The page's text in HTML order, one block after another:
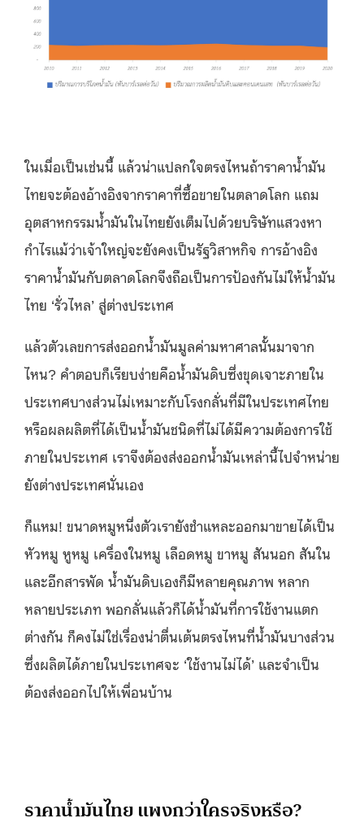
ในเมื่อเป็นเช่นนี้ แล้วน่าแปลกใจตรงไหนถ้าราคาน้ำมัน
ไทยจะต้องอ้างอิงจากราคาที่ซื้อขายในตลาดโลก แถม
อุตสาหกรรมน้ำมันในไทยยังเต็มไปด้วยบริษัทแสวงหา
กำไรแม้ว่าเจ้าใหญ่จะยังคงเป็นรัฐวิสาหกิจ การอ้างอิง
ราคาน้ำมันกับตลาดโลกจึงถือเป็นการป้องกันไม่ให้น้ำมัน
ไทย ‘รั่วไหล’ สู่ต่างประเทศ
แล้วตัวเลขการส่งออกน้ำมันมูลค่ามหาศาลนั้นมาจาก
ไหน? คำตอบก็เรียบง่ายคือน้ำมันดิบซึ่งขุดเจาะภายใน
ประเทศบางส่วนไม่เหมาะกับโรงกลั่นที่มีในประเทศไทย
หรือผลผลิตที่ได้เป็นน้ำมันชนิดที่ไม่ได้มีความต้องการใช้
ภายในประเทศ เราจึงต้องส่งออกน้ำมันเหล่านี้ไปจำหน่าย
ยังต่างประเทศนั่นเอง
ก็แหม! ขนาดหมูหนึ่งตัวเรายังชำแหละออกมาขายได้เป็น
หัวหมู หูหมู เครื่องในหมู เลือดหมู ขาหมู สันนอก สันใน
และอีกสารพัด น้ำมันดิบเองก็มีหลายคุณภาพ หลาก
หลายประเภท พอกลั่นแล้วก็ได้น้ำมันที่การใช้งานแตก
ต่างกัน ก็คงไม่ใช่เรื่องน่าตื่นเต้นตรงไหนที่น้ำมันบางส่วน
ซึ่งผลิตได้ภายในประเทศจะ ‘ใช้งานไม่ได้’ และจำเป็น
ต้องส่งออกไปให้เพื่อนบ้าน
ราคาน้ำมันไทย แพงกว่าใครจริงหรือ?